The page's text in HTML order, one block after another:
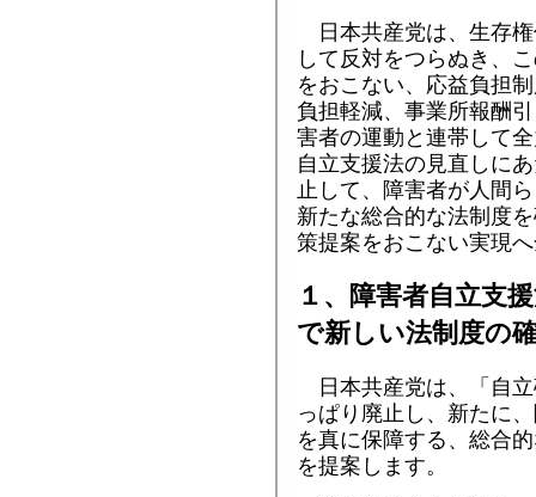
日本共産党は、生存
して反対をつらぬき、
をおこない、応益負担
負担軽減、事業所報酬
害者の運動と連帯して
自立支援法の見直しに
止して、障害者が人間
新たな総合的な法制度
策提案をおこない実現
１、障害者自立支
で新しい法制度の
日本共産党は、「自
っぱり廃止し、新たに
を真に保障する、総合
を提案します。